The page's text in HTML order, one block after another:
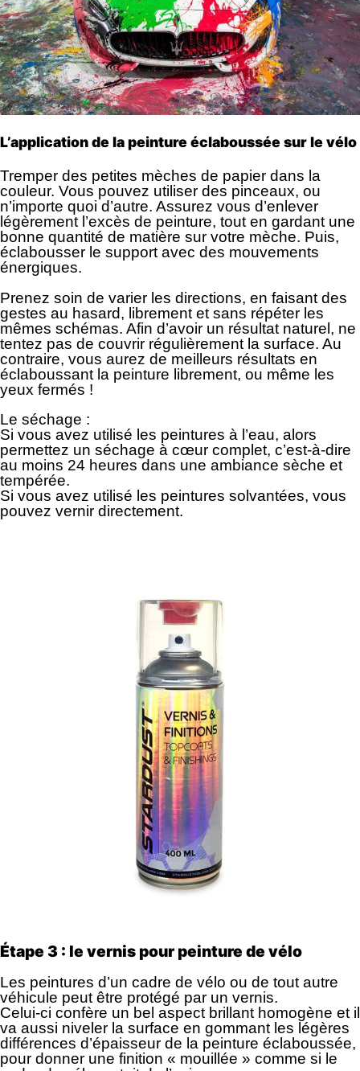
L’application de la peinture éclaboussée sur le vélo
Tremper des petites mèches de papier dans la
couleur. Vous pouvez utiliser des pinceaux, ou
n’importe quoi d’autre. Assurez vous d’enlever
légèrement l’excès de peinture, tout en gardant une
bonne quantité de matière sur votre mèche. Puis,
éclabousser le support avec des mouvements
énergiques.
Prenez soin de varier les directions, en faisant des
gestes au hasard, librement et sans répéter les
mêmes schémas. Afin d’avoir un résultat naturel, ne
tentez pas de couvrir régulièrement la surface. Au
contraire, vous aurez de meilleurs résultats en
éclaboussant la peinture librement, ou même les
yeux fermés !
Le séchage :
Si vous avez utilisé les peintures à l’eau, alors
permettez un séchage à cœur complet, c’est-à-dire
au moins 24 heures dans une ambiance sèche et
tempérée.
Si vous avez utilisé les peintures solvantées, vous
pouvez vernir directement.
Étape 3 : le vernis pour peinture de vélo
Les peintures d’un cadre de vélo ou de tout autre
véhicule peut être protégé par un vernis.
Celui-ci confère un bel aspect brillant homogène et il
va aussi niveler la surface en gommant les légères
différences d’épaisseur de la peinture éclaboussée,
pour donner une finition « mouillée » comme si le